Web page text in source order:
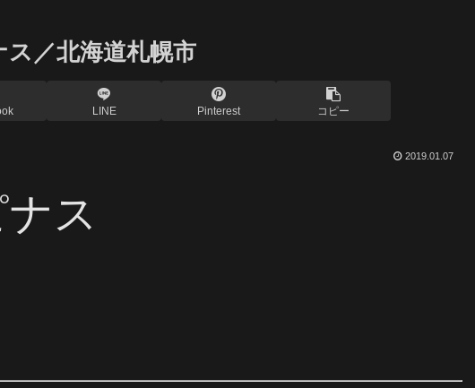
／北海道札幌市
LINE Pinterest コピー
2019.01.07
ス